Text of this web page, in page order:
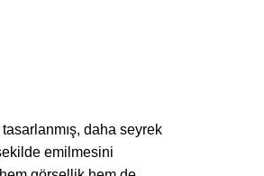
daha seyrek
emilmesini